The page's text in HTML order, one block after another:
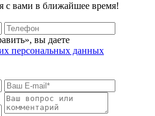
с вами в ближайшее время!
вы даете
персональных данных